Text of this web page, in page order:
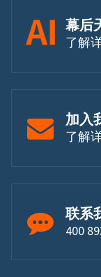
幕后
了解
加入
了解
联系
400